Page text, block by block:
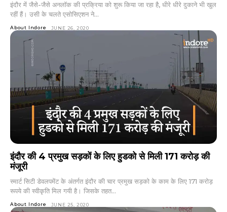
इंदौर में जैसे-जैसे अनलॉक की प्रक्रिया को शुरू किया जा रहा है, धीरे धीरे दुकाने भी खुल
रहीं हैं। उसी के चलते एसोसिएशन ने...
About Indore JUNE 26, 2020
इंदौर की 4 प्रमुख सड़कों के लिए हुडको से मिली 171 करोड़ की
मंजूरी
स्मार्ट सिटी डेवलपमेंट के अंतर्गत इंदौर की चार प्रमुख सड़को के काम के लिए 171 करोड़
रूपये की स्वीकृति मिल गयी है। जिसके तहत...
About Indore JUNE 25, 2020